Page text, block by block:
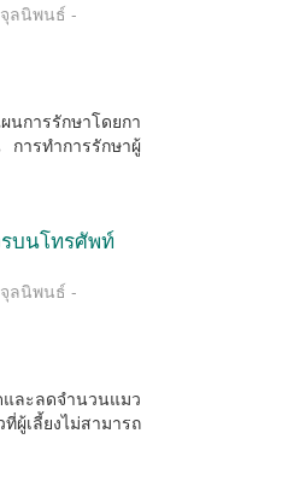
จุลนิพนธ์ -
นการรักษาโดยกา
การทําการรักษาผู้
บนโทรศัพท์
จุลนิพนธ์ -
ละลดจำนวนแมว
ผู้เลี้ยงไม่สามารถ